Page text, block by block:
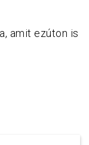
amit ezúton is